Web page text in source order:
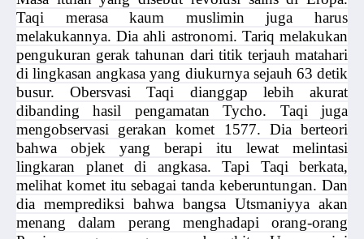
Taqi merasa kaum muslimin juga harus
melakukannya. Dia ahli astronomi. Tariq melakukan
pengukuran gerak tahunan dari titik terjauh matahari
di lingkasan angkasa yang diukurnya sejauh 63 detik
busur. Obersvasi Taqi dianggap lebih akurat
dibanding hasil pengamatan Tycho. Taqi juga
mengobservasi gerakan komet 1577. Dia berteori
bahwa objek yang berapi itu lewat melintasi
lingkaran planet di angkasa. Tapi Taqi berkata,
melihat komet itu sebagai tanda keberuntungan. Dan
dia memprediksi bahwa bangsa Utsmaniyya akan
menang dalam perang menghadapi orang-orang